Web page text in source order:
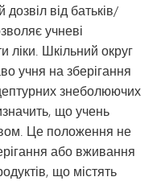
від батьків/
учневі
ліки. Шкільний округ
учня на зберігання
знеболюючих
що учень
Це положення не
або вживання
що містять